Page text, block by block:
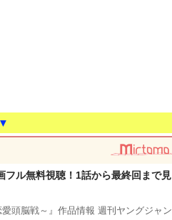
フル無料視聴！1話から最終回まで見
頭脳戦～』作品情報 週刊ヤングジャン